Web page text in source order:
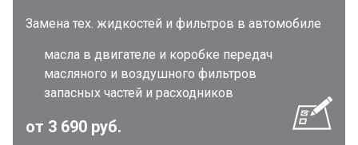
Замена тех. жидкостей и фильтров в автомобиле
масла в двигателе и коробке передач
масляного и воздушного фильтров
запасных частей и расходников
от 3 690 руб.